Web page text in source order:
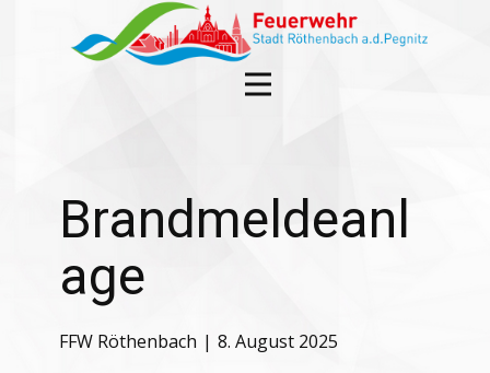
Brandmeldeanl
age
FFW Röthenbach 8. August 2025